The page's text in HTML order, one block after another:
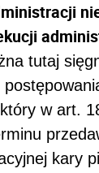
tutaj
w art.
kary